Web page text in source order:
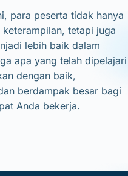
para peserta tidak hanya
tetapi juga
lebih baik dalam
apa yang telah dipelajari
dengan baik,
berdampak besar bagi
Anda bekerja.